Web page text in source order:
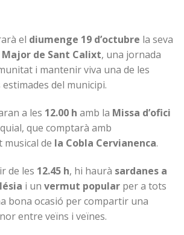
el diumenge 19 d’octubre la seva
Major de Sant Calixt, una jornada
i mantenir viva una de les
del municipi.
a les 12.00 h amb la Missa d’ofici
que comptarà amb
musical de la Cobla Cervianenca.
de les 12.45 h, hi haurà sardanes a
i un vermut popular per a tots
bona ocasió per compartir una
entre veïns i veïnes.